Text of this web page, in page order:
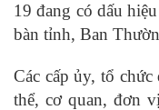
19 đang có dấu
bàn tỉnh, Ban
Các cấp ủy, tổ
thể, cơ quan, đơn